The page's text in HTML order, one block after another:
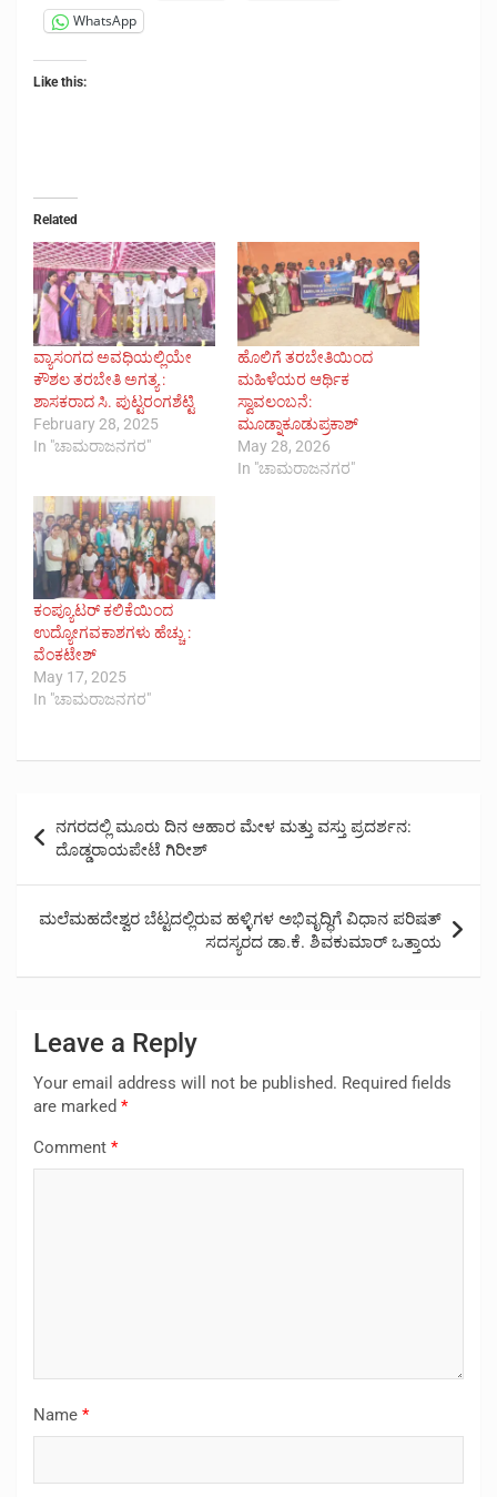
WhatsApp
Like this:
Related
ವ್ಯಾಸಂಗದ ಅವಧಿಯಲ್ಲಿಯೇ
ಕೌಶಲ ತರಬೇತಿ ಅಗತ್ಯ :
ಶಾಸಕರಾದ ಸಿ. ಪುಟ್ಟರಂಗಶೆಟ್ಟಿ
February 28, 2025
In "ಚಾಮರಾಜನಗರ"
ಹೊಲಿಗೆ ತರಬೇತಿಯಿಂದ
ಮಹಿಳೆಯರ ಆರ್ಥಿಕ
ಸ್ವಾವಲಂಬನೆ:
ಮೂಡ್ನಾಕೂಡುಪ್ರಕಾಶ್
May 28, 2026
In "ಚಾಮರಾಜನಗರ"
ಕಂಪ್ಯೂಟರ್ ಕಲಿಕೆಯಿಂದ
ಉದ್ಯೋಗವಕಾಶಗಳು ಹೆಚ್ಚು :
ವೆಂಕಟೇಶ್
May 17, 2025
In "ಚಾಮರಾಜನಗರ"
navigation
ನಗರದಲ್ಲಿ ಮೂರು ದಿನ ಆಹಾರ ಮೇಳ ಮತ್ತು ವಸ್ತು ಪ್ರದರ್ಶನ:
ದೊಡ್ಡರಾಯಪೇಟೆ ಗಿರೀಶ್
ಮಲೆಮಹದೇಶ್ವರ ಬೆಟ್ಟದಲ್ಲಿರುವ ಹಳ್ಳಿಗಳ ಅಭಿವೃದ್ಧಿಗೆ ವಿಧಾನ ಪರಿಷತ್
ಸದಸ್ಯರದ ಡಾ.ಕೆ. ಶಿವಕುಮಾರ್ ಒತ್ತಾಯ
Leave a Reply
Your email address will not be published. Required fields
are marked *
Comment *
Name *